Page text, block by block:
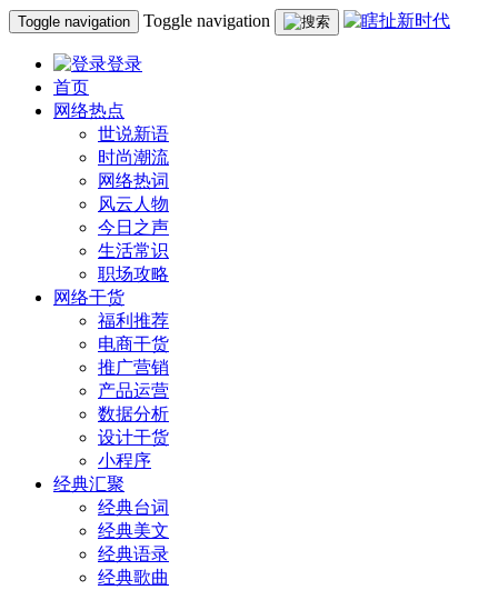
Toggle navigation Toggle navigation
登录
首页
网络热点
世说新语
时尚潮流
网络热词
风云人物
今日之声
生活常识
职场攻略
网络干货
福利推荐
电商干货
推广营销
产品运营
数据分析
设计干货
小程序
经典汇聚
经典台词
经典美文
经典语录
经典歌曲